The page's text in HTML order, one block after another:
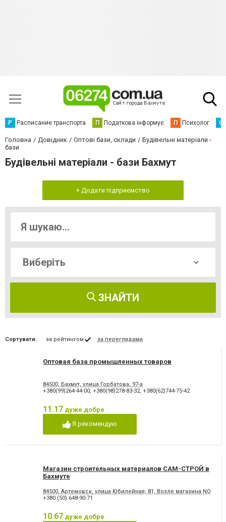
Р Расписание транспорта П Податкова інформує П Психолог С
Головна Довідник Оптові бази, склади
Будівельні матеріали -
бази
Будівельні матеріали - бази Бахмут
+ Додати підприємство
ЗНАЙТИ
Сортувати: за рейтингом за переглядами
Оптовая база промышленных товаров
84500, Бахмут, улица Горбатова, 97-а
+380(99)264-44-00, +380(98)278-83-32, +380(62)744-75-42
11.17 дуже добре
Я рекомендую
Магазин строительных материалов САМ-СТРОЙ в
Бахмуте
84500, Артемовск, улица Юбилейная, 81, Возле магазина NORD
+380 (50) 648-90-71
10.67 дуже добре